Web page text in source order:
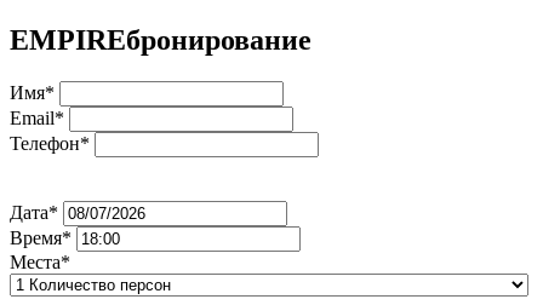
EMPIREбронирование
Имя*
Email*
Телефон*
Дата*
Время*
Места*